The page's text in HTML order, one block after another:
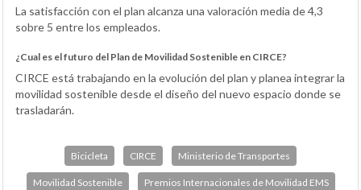
La satisfacción con el plan alcanza una valoración media de 4,3
sobre 5 entre los empleados.
¿Cual es el futuro del Plan de Movilidad Sostenible en CIRCE?
CIRCE está trabajando en la evolución del plan y planea integrar la
movilidad sostenible desde el diseño del nuevo espacio donde se
trasladarán.
Bicicleta CIRCE Ministerio de Transportes
Movilidad Sostenible Premios Internacionales de Movilidad EMS